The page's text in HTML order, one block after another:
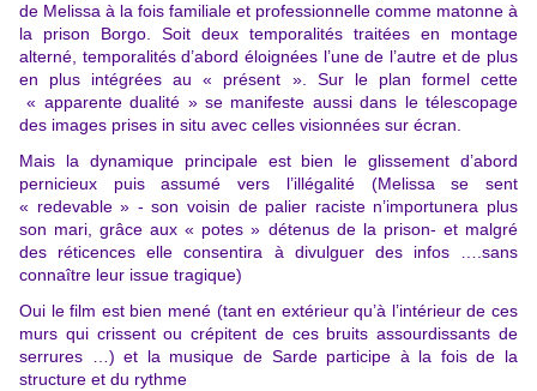
de Melissa à la fois familiale et professionnelle comme matonne à
la prison Borgo. Soit deux temporalités traitées en montage
alterné, temporalités d’abord éloignées l’une de l’autre et de plus
en plus intégrées au « présent ». Sur le plan formel cette
« apparente dualité » se manifeste aussi dans le télescopage
des images prises in situ avec celles visionnées sur écran.
Mais la dynamique principale est bien le glissement d’abord
pernicieux puis assumé vers l’illégalité (Melissa se sent
« redevable » - son voisin de palier raciste n’importunera plus
son mari, grâce aux « potes » détenus de la prison- et malgré
des réticences elle consentira à divulguer des infos ….sans
connaître leur issue tragique)
Oui le film est bien mené (tant en extérieur qu’à l’intérieur de ces
murs qui crissent ou crépitent de ces bruits assourdissants de
serrures …) et la musique de Sarde participe à la fois de la
structure et du rythme